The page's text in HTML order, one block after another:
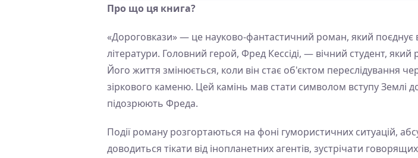
Про що ця книга?
«Дороговкази» — це науково-фантастичний роман, який поєднує
літератури. Головний герой, Фред Кессіді, — вічний студент,
Його життя змінюється, коли він стає об'єктом переслідування
зіркового каменю. Цей камінь мав стати символом вступу Землі
підозрюють Фреда.
Події роману розгортаються на фоні гумористичних ситуацій,
доводиться тікати від інопланетних агентів, зустрічати